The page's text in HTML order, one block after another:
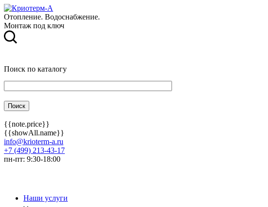
Отопление. Водоснабжение.
Монтаж под ключ
Поиск по каталогу
{{note.price}}
{{showAll.name}}
info@krioterm-a.ru
+7 (499) 213-43-17
пн-пт: 9:30-18:00
Наши услуги